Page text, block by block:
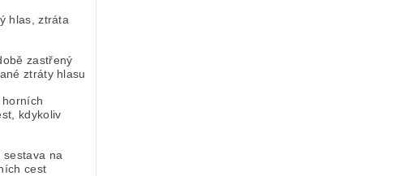
hlas, ztráta
zastřený
ztráty hlasu
horních
kdykoliv
sestava na
cest